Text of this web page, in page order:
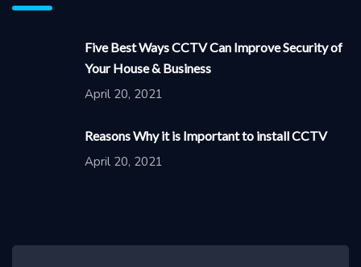
Five Best Ways CCTV Can Improve Security of
Your House & Business
April 20, 2021
Reasons Why it is Important to install CCTV
April 20, 2021